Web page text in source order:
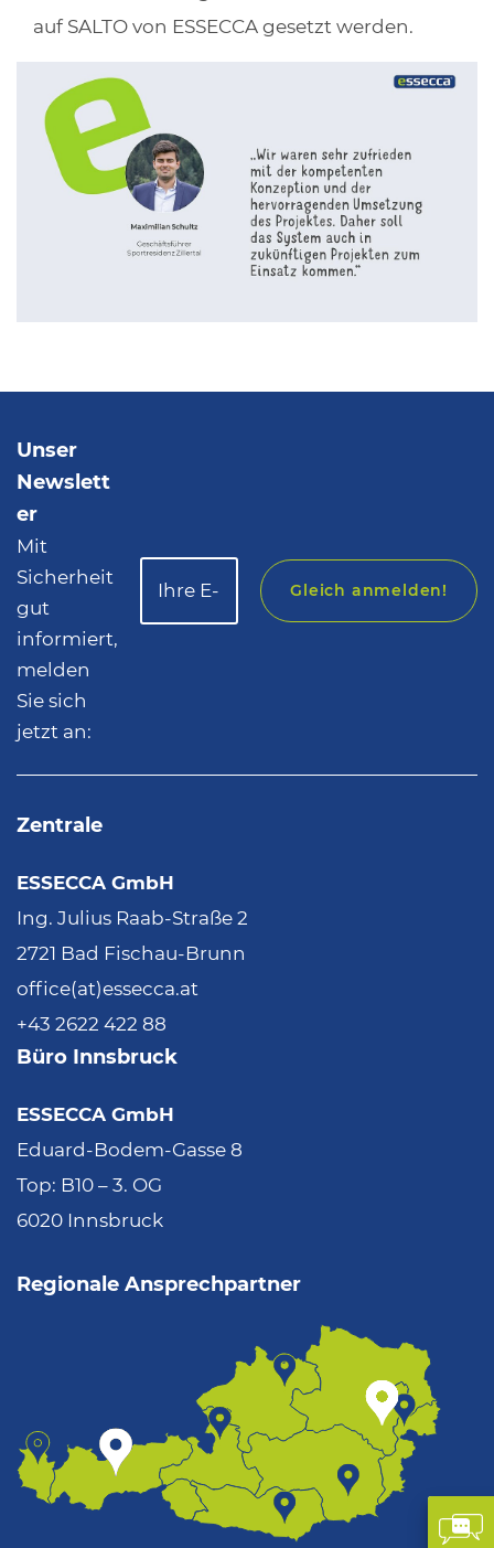
auf SALTO von ESSECCA gesetzt werden.
Unser
Newslett
er
Mit
Sicherheit
gut
informiert,
melden
Sie sich
jetzt an:
Gleich anmelden!
Zentrale
ESSECCA GmbH
Ing. Julius Raab-Straße 2
2721 Bad Fischau-Brunn
office(at)essecca.at
+43 2622 422 88
Büro Innsbruck
ESSECCA GmbH
Eduard-Bodem-Gasse 8
Top: B10 – 3. OG
6020 Innsbruck
Regionale Ansprechpartner